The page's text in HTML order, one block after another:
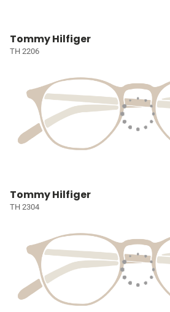
Tommy Hilfiger
TH 2206
Tommy Hilfiger
TH 2304